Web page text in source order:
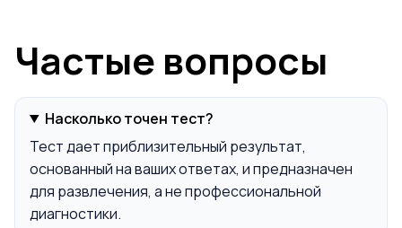
Частые вопросы
Насколько точен тест?
Тест дает приблизительный результат,
основанный на ваших ответах, и предназначен
для развлечения, а не профессиональной
диагностики.